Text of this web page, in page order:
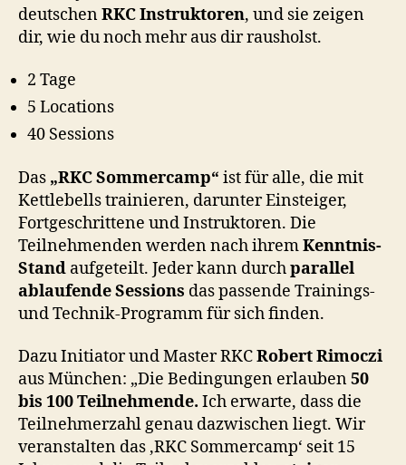
deutschenRKC Instruktoren, und sie zeigen
dir, wie du noch mehr aus dir rausholst.
2 Tage
5 Locations
40 Sessions
Das „RKC Sommercamp“ ist für alle, die mit
Kettlebells trainieren, darunter Einsteiger,
Fortgeschrittene und Instruktoren. Die
Teilnehmenden werden nach ihremKenntnis-
Stand aufgeteilt. Jeder kann durchparallel
ablaufende Sessions das passende Trainings-
und Technik-Programm für sich finden.
Dazu Initiator und Master RKCRobert Rimoczi
aus München: „Die Bedingungen erlauben50
bis 100 Teilnehmende. Ich erwarte, dass die
Teilnehmerzahl genau dazwischen liegt. Wir
veranstalten das ‚RKC Sommercamp‘ seit 15